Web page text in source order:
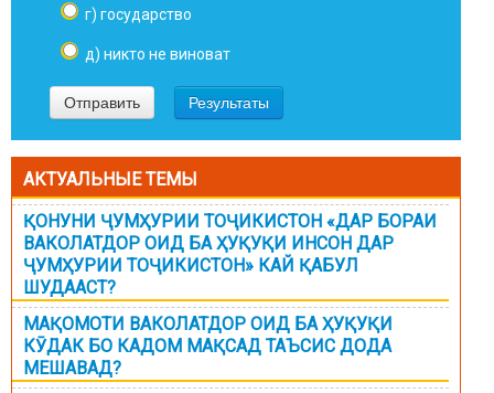
г) государство
д) никто не виноват
АКТУАЛЬНЫЕ ТЕМЫ
ҚОНУНИ ҶУМҲУРИИ ТОҶИКИСТОН «ДАР БОРАИ
ВАКОЛАТДОР ОИД БА ҲУҚУҚИ ИНСОН ДАР
ҶУМҲУРИИ ТОҶИКИСТОН» КАЙ ҚАБУЛ
ШУДААСТ?
МАҚОМОТИ ВАКОЛАТДОР ОИД БА ҲУҚУҚИ
КӮДАК БО КАДОМ МАҚСАД ТАЪСИС ДОДА
МЕШАВАД?